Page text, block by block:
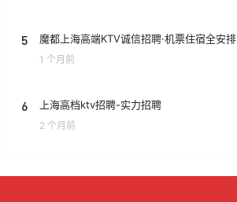
5 魔都上海高端KTV诚信招聘·机票住宿全安排
1 个月前
6 上海高档ktv招聘-实力招聘
2 个月前